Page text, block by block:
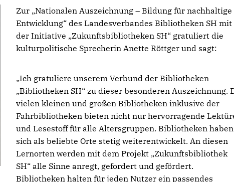
Zur „Nationalen Auszeichnung – Bildung für nachhaltige
Entwicklung“ des Landesverbandes Bibliotheken SH mit
der Initiative „Zukunftsbibliotheken SH“ gratuliert die
kulturpolitische Sprecherin Anette Röttger und sagt:
Ich gratuliere unserem Verbund der Bibliotheken
Bibliotheken SH“ zu dieser besonderen Auszeichnung.
vielen kleinen und großen Bibliotheken inklusive der
Fahrbibliotheken bieten nicht nur hervorragende
und Lesestoff für alle Altersgruppen. Bibliotheken haben
sich als beliebte Orte stetig weiterentwickelt. An diesen
Lernorten werden mit dem Projekt „Zukunftsbibliothek
SH“ alle Sinne anregt, gefordert und gefördert.
Bibliotheken halten für jeden Nutzer ein passendes